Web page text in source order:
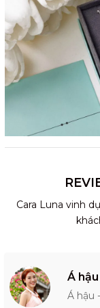
Cara Luna vinh
Á
Á hậu